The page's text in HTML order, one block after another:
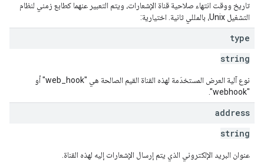
تاريخ ووقت انتهاء صلاحية قناة الإشعارات، ويتم التعبير عنهما كطابع زمني لنظام
التشغيل Unix، بالمللي ثانية. اختيارية:
type
string
نوع آلية العرض المستخدَمة لهذه القناة القيم الصالحة هي "web_hook" أو
"webhook".
address
string
عنوان البريد الإلكتروني الذي يتم إرسال الإشعارات إليه لهذه القناة.